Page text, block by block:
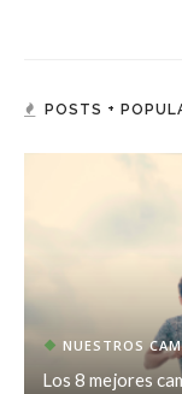
POSTS +
NUESTROS
Los 8 mejores